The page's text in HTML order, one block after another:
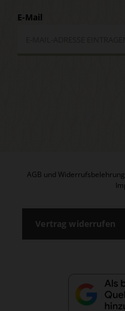
E-Mail
AGB und Widerrufsbelehrung
Vertrag widerrufen